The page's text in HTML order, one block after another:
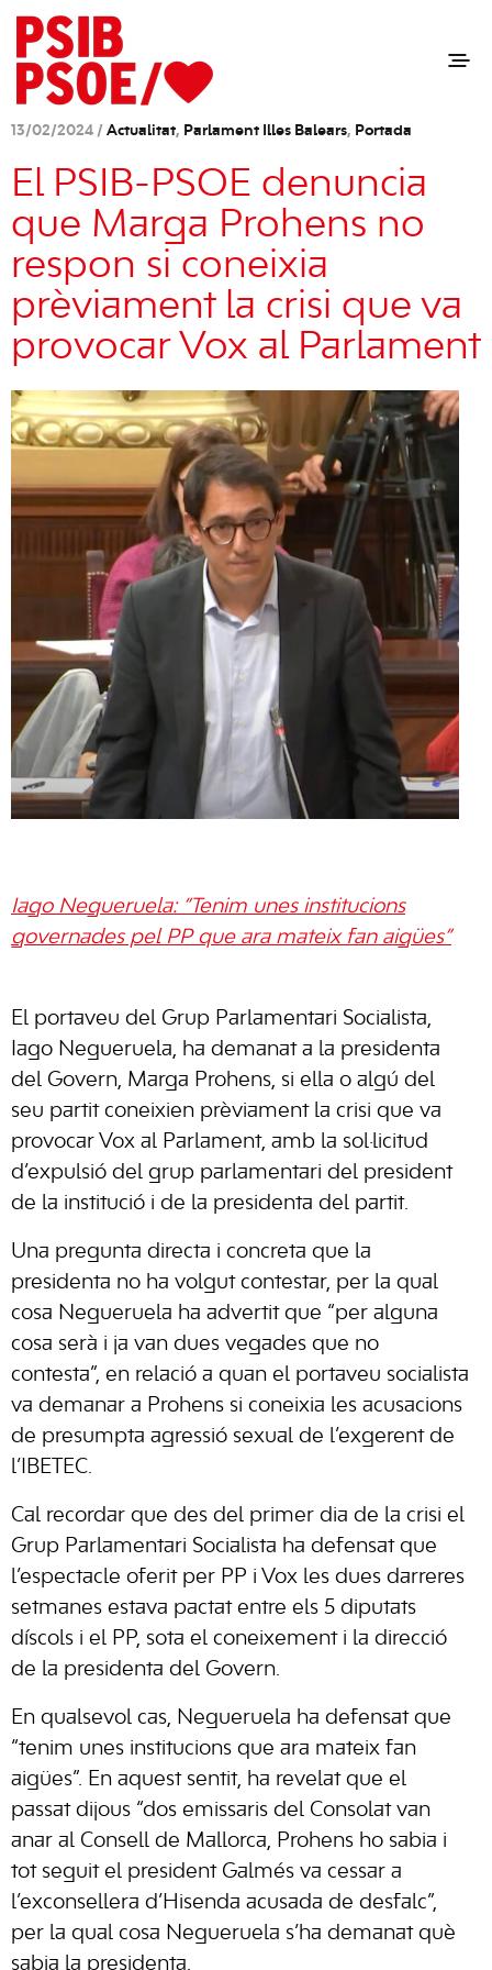
13/02/2024 / Actualitat, Parlament Illes Balears, Portada
El PSIB-PSOE denuncia
que Marga Prohens no
respon si coneixia
prèviament la crisi que va
provocar Vox al Parlament
Iago Negueruela: “Tenim unes institucions
governades pel PP que ara mateix fan aigües”
El portaveu del Grup Parlamentari Socialista,
Iago Negueruela, ha demanat a la presidenta
del Govern, Marga Prohens, si ella o algú del
seu partit coneixien prèviament la crisi que va
provocar Vox al Parlament, amb la sol·licitud
d’expulsió del grup parlamentari del president
de la institució i de la presidenta del partit.
Una pregunta directa i concreta que la
presidenta no ha volgut contestar, per la qual
cosa Negueruela ha advertit que “per alguna
cosa serà i ja van dues vegades que no
contesta”, en relació a quan el portaveu socialista
va demanar a Prohens si coneixia les acusacions
de presumpta agressió sexual de l’exgerent de
l’IBETEC.
Cal recordar que des del primer dia de la crisi el
Grup Parlamentari Socialista ha defensat que
l’espectacle oferit per PP i Vox les dues darreres
setmanes estava pactat entre els 5 diputats
díscols i el PP, sota el coneixement i la direcció
de la presidenta del Govern.
En qualsevol cas, Negueruela ha defensat que
“tenim unes institucions que ara mateix fan
aigües”. En aquest sentit, ha revelat que el
passat dijous “dos emissaris del Consolat van
anar al Consell de Mallorca, Prohens ho sabia i
tot seguit el president Galmés va cessar a
l’exconsellera d’Hisenda acusada de desfalc”,
per la qual cosa Negueruela s’ha demanat què
sabia la presidenta.